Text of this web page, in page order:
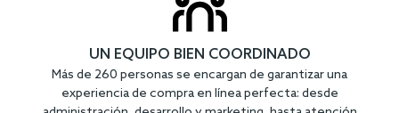
UN EQUIPO BIEN COORDINADO
Más de 260 personas se encargan de garantizar una
experiencia de compra en línea perfecta: desde